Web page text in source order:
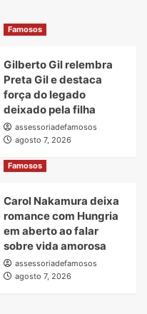
Famosos
Gilberto Gil relembra
Preta Gil e destaca
força do legado
deixado pela filha
assessoriadefamosos
agosto 7, 2026
Famosos
Carol Nakamura deixa
romance com Hungria
em aberto ao falar
sobre vida amorosa
assessoriadefamosos
agosto 7, 2026